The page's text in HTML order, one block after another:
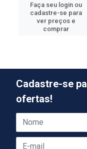
Faça seu login ou
cadastre-se para
ver preços e
comprar
Cadastre-se
ofertas!